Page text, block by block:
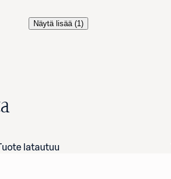
Näytä lisää (1)
latautuu